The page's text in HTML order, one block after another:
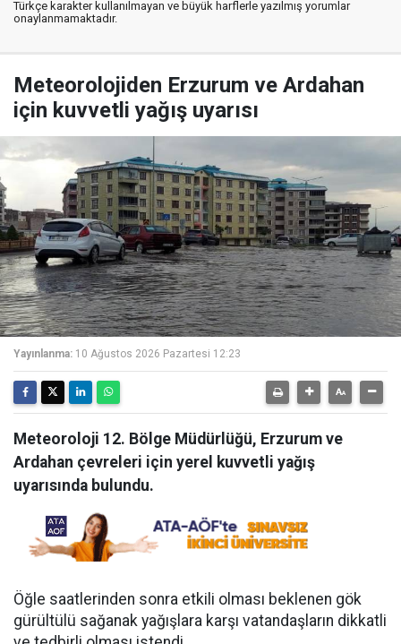
Türkçe karakter kullanılmayan ve büyük harflerle yazılmış yorumlar
onaylanmamaktadır.
Meteorolojiden Erzurum ve Ardahan
için kuvvetli yağış uyarısı
Yayınlanma: 10 Ağustos 2026 Pazartesi 12:23
Meteoroloji 12. Bölge Müdürlüğü, Erzurum ve
Ardahan çevreleri için yerel kuvvetli yağış
uyarısında bulundu.
Öğle saatlerinden sonra etkili olması beklenen gök
gürültülü sağanak yağışlara karşı vatandaşların dikkatli